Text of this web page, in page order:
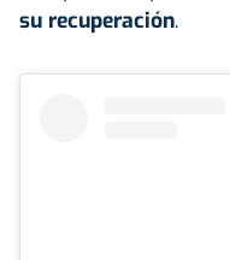
su recuperación.